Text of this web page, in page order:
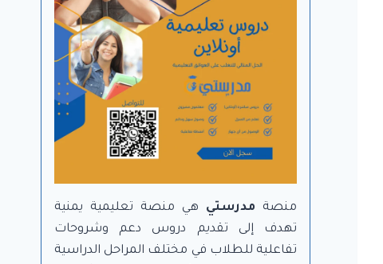
منصة مدرستي هي منصة تعليمية يمنية
تهدف إلى تقديم دروس دعم وشروحات
تفاعلية للطلاب في مختلف المراحل الدراسية